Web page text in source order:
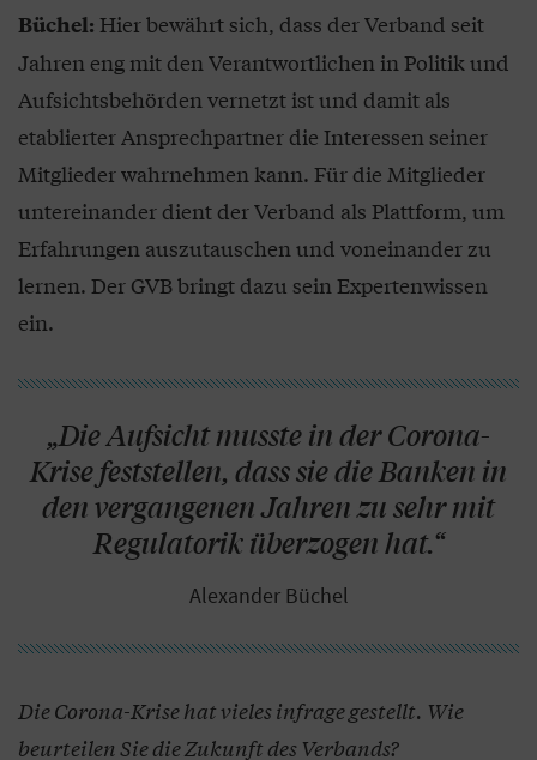
Büchel: Hier bewährt sich, dass der Verband seit
Jahren eng mit den Verantwortlichen in Politik und
Aufsichtsbehörden vernetzt ist und damit als
etablierter Ansprechpartner die Interessen seiner
Mitglieder wahrnehmen kann. Für die Mitglieder
untereinander dient der Verband als Plattform, um
Erfahrungen auszutauschen und voneinander zu
lernen. Der GVB bringt dazu sein Expertenwissen
ein.
„Die Aufsicht musste in der Corona-
Krise feststellen, dass sie die Banken in
den vergangenen Jahren zu sehr mit
Regulatorik überzogen hat.“
Alexander Büchel
Die Corona-Krise hat vieles infrage gestellt. Wie
beurteilen Sie die Zukunft des Verbands?